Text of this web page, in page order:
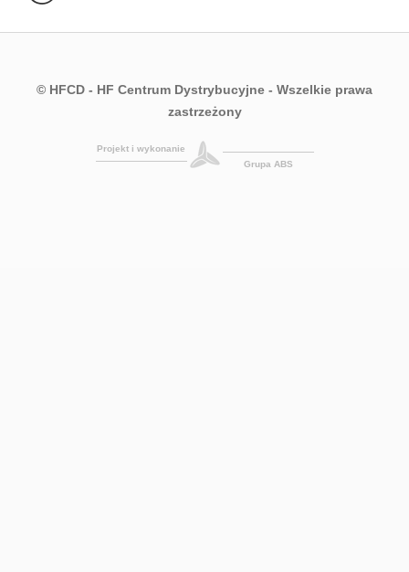
© HFCD - HF Centrum Dystrybucyjne - Wszelkie prawa
zastrzeżony
Projekt i wykonanie
Grupa ABS